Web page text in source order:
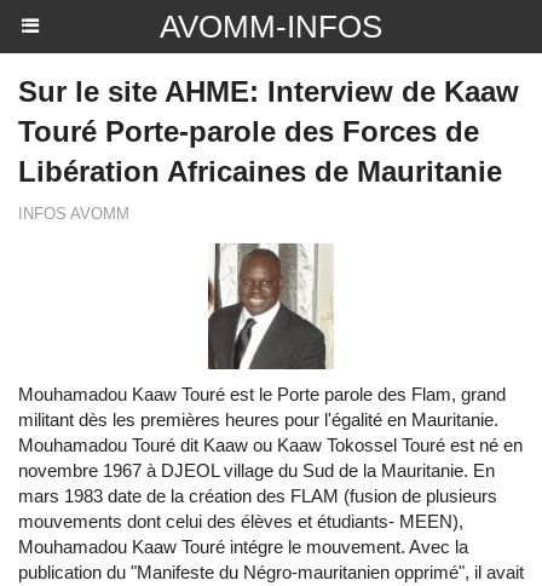
AVOMM-INFOS
Sur le site AHME: Interview de Kaaw
Touré Porte-parole des Forces de
Libération Africaines de Mauritanie
INFOS AVOMM
Mouhamadou Kaaw Touré est le Porte parole des Flam, grand
militant dès les premières heures pour l'égalité en Mauritanie.
Mouhamadou Touré dit Kaaw ou Kaaw Tokossel Touré est né en
novembre 1967 à DJEOL village du Sud de la Mauritanie. En
mars 1983 date de la création des FLAM (fusion de plusieurs
mouvements dont celui des élèves et étudiants- MEEN),
Mouhamadou Kaaw Touré intégre le mouvement. Avec la
publication du "Manifeste du Négro-mauritanien opprimé", il avait